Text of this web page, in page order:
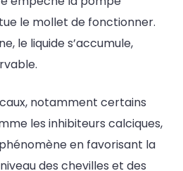
le mollet de fonctionner.
le liquide s’accumule,
notamment certains
les inhibiteurs calciques,
en favorisant la
des chevilles et des